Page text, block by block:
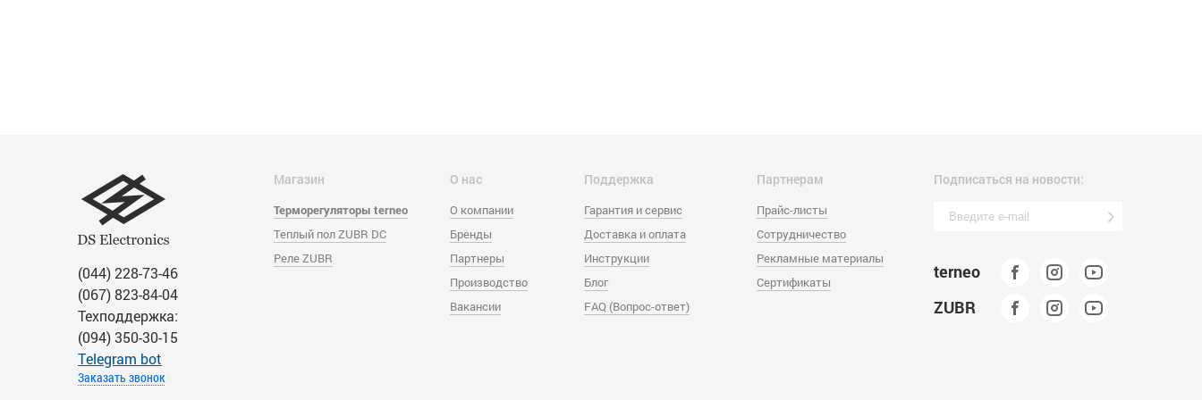
(044) 228-73-46
(067) 823-84-04
Техподдержка:
(094) 350-30-15
Тelegram bot
Заказать звонок
Магазин
Терморегуляторы terneo
Теплый пол ZUBR DC
Реле ZUBR
О нас
О компании
Бренды
Партнеры
Производство
Вакансии
Поддержка
Гарантия и сервис
Доставка и оплата
Инструкции
Блог
FAQ (Вопрос-ответ)
Партнерам
Прайс-листы
Сотрудничество
Рекламные материалы
Сертификаты
Подписаться на новости:
terneo
ZUBR